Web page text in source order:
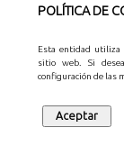
POLÍTICA DE
Esta entidad utiliza
sitio web. Si
configuración de las